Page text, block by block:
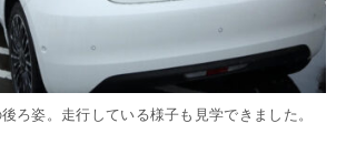
ろ姿。走行している様子も見学できました。